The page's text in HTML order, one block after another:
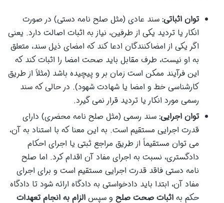
توان اثباتی: سند عادی (مثل صلح نامه دستی) در صورت
انکار یا تردید یکی از طرفین، نیاز به اثبات اصالت دارد. یعنی
اگر یکی از امضاکنندگان ادعا کند که امضای ذیل سند، متعلق
به او نیست، طرف مقابل باید صحت امضا را اثبات کند که
این فرآیند ممکن است زمان بر و پیچیده باشد (مثلاً از طریق
کارشناسی خط و امضا یا شهادت شهود). در حالی که سند
رسمی مورد انکار یا تردید قرار نمی گیرد.
توان اجرایی: سند رسمی (مثل صلح نامه محضری) دارای
قدرت اجرایی مستقیم است. به این معنا که با استناد به آن،
می توان مستقیماً از طریق مراجع ثبتی یا اجرای احکام
دادگستری، نسبت به اجرای مفاد آن اقدام کرد. اما صلح
نامه دستی فاقد قدرت اجرایی مستقیم است و برای اجرای
مفاد آن، ابتدا باید دادخواستی به دادگاه ارائه شود تا دادگاه
حکم به اثبات صحت صلح و سپس الزام به انجام تعهدات